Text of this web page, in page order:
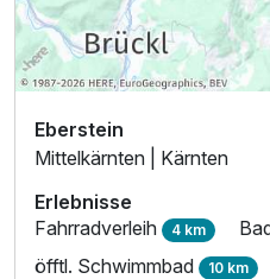
Eberstein
Mittelkärnten | Kärnten
Erlebnisse
Fahrradverleih 4 km
öfftl. Schwimmbad 10 km